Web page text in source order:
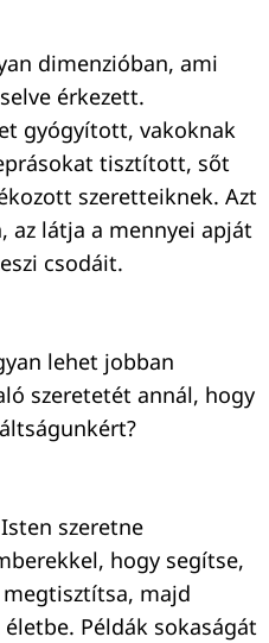
dimenzióban, ami
érkezett.
gyógyított, vakoknak
tisztított, sőt
szeretteiknek. Azt
az látja a mennyei apját
csodáit.
lehet jobban
szeretetét annál, hogy
szeretne
hogy segítse,
majd
Példák sokaságát